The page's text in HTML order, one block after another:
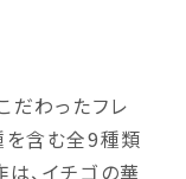
だわったフレ
を含む全9種類
、イチゴの華